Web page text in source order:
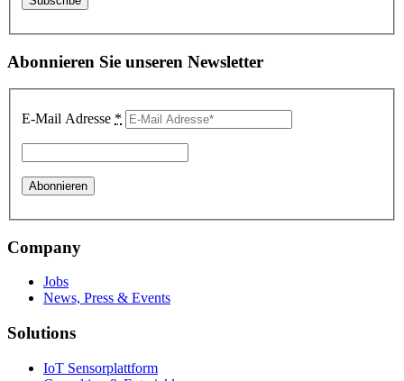
Abonnieren Sie unseren Newsletter
E-Mail Adresse *
Company
Jobs
News, Press & Events
Solutions
IoT Sensorplattform